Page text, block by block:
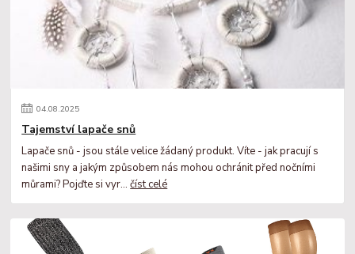
04.08.2025
Tajemství lapače snů
Lapače snů - jsou stále velice žádaný produkt. Víte - jak pracují s
našimi sny a jakým způsobem nás mohou ochránit před nočními
můrami? Pojďte si vyr...číst celé